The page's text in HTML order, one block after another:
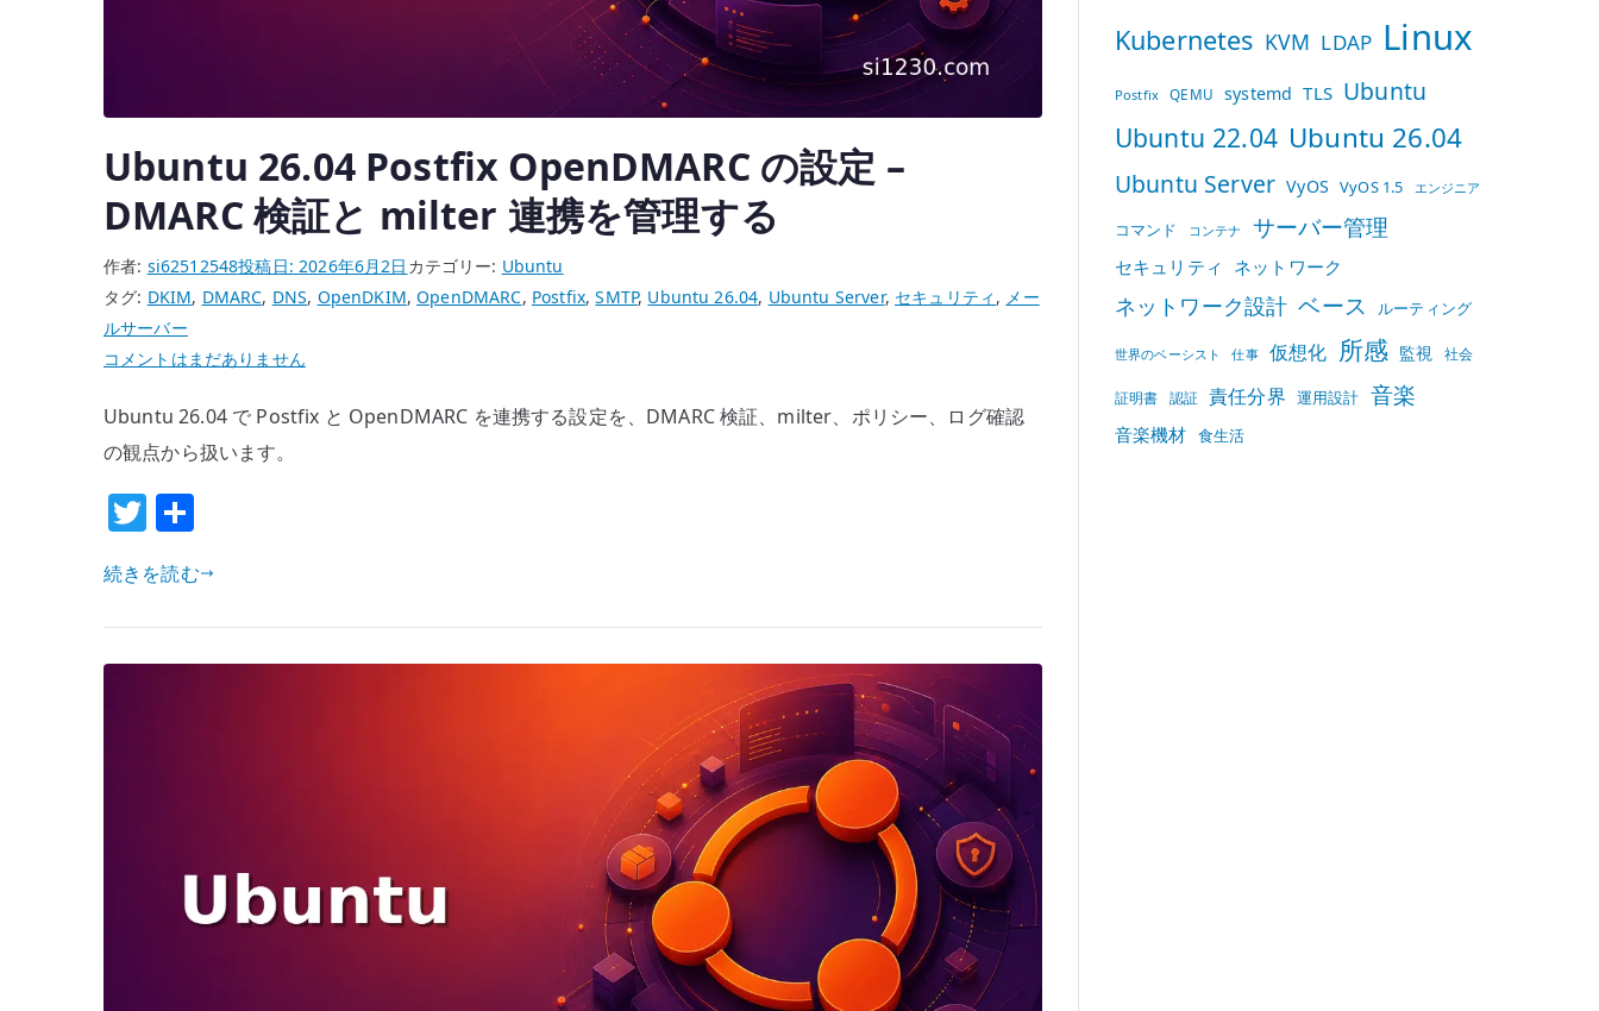
Ubuntu 26.04 Postfix OpenDMARC の設定 –
DMARC 検証と milter 連携を管理する
作者: si62512548投稿日: 2026年6月2日 カテゴリー: Ubuntu
タグ: DKIM, DMARC, DNS, OpenDKIM,OpenDMARC, Postfix,SMTP, Ubuntu 26.04, Ubuntu Server, セキュリティ , メー
ルサーバー
Ubuntu
Postfix
OpenDMARC
設
–
検
証
コメントはまだありません
Ubuntu 26.04 で Postfix と OpenDMARC を連携する設定を、DMARC 検証、milter、ポリシー、ログ確認
の観点から扱います。
T
w
it
te
r
続きを読む
Kubernetes KVM LDAP Linux
Postfix QEMU systemd TLS Ubuntu
Ubuntu 22.04 Ubuntu 26.04
Ubuntu Server VyOS VyOS 1.5 エンジニア
コマンド コンテナ サーバー管理
セキュリティ ネットワーク
ネットワーク設計 ベース ルーティング
世界のベーシスト 仕事 仮想化 所感 監視 社会
証明書 認証 責任分界 運用設計 音楽
音楽機材 食生活